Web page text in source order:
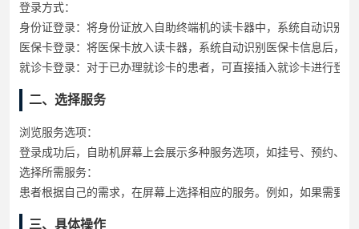
登录方式：
身份证登录：将身份证放入自助终端机的读卡器中，系统自动识别
医保卡登录：将医保卡放入读卡器，系统自动识别医保卡信息后，
就诊卡登录：对于已办理就诊卡的患者，可直接插入就诊卡进行登录
二、选择服务
浏览服务选项：
登录成功后，自助机屏幕上会展示多种服务选项，如挂号、预约、
选择所需服务：
患者根据自己的需求，在屏幕上选择相应的服务。例如，如果需要挂
三、具体操作